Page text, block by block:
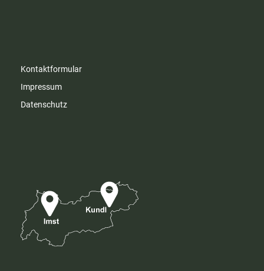
Kontaktformular
Impressum
Datenschutz